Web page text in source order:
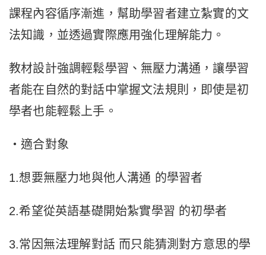
課程內容循序漸進，幫助學習者建立紮實的文
法知識，並透過實際應用強化理解能力。
教材設計強調輕鬆學習、無壓力溝通，讓學習
者能在自然的對話中掌握文法規則，即使是初
學者也能輕鬆上手。
・適合對象
1.想要無壓力地與他人溝通 的學習者
2.希望從英語基礎開始紮實學習 的初學者
3.常因無法理解對話 而只能猜測對方意思的學